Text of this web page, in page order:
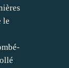
le